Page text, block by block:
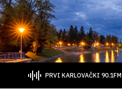
PRVI KARLOVAČKI 90.1FM